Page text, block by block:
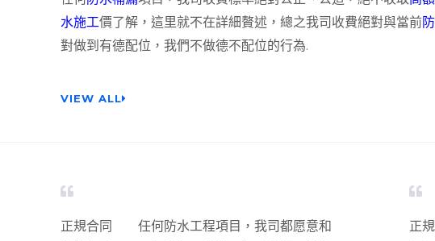
水施工價了解，這里就不在詳細贅述，總之我司收費絕對與當前
對做到有德配位，我們不做德不配位的行為.
VIEW ALL
正規合同 任何防水工程項目，我司都愿意和
正